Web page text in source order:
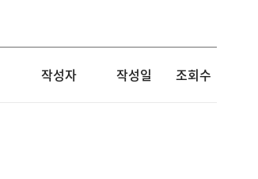
작성자 작성일 조회수